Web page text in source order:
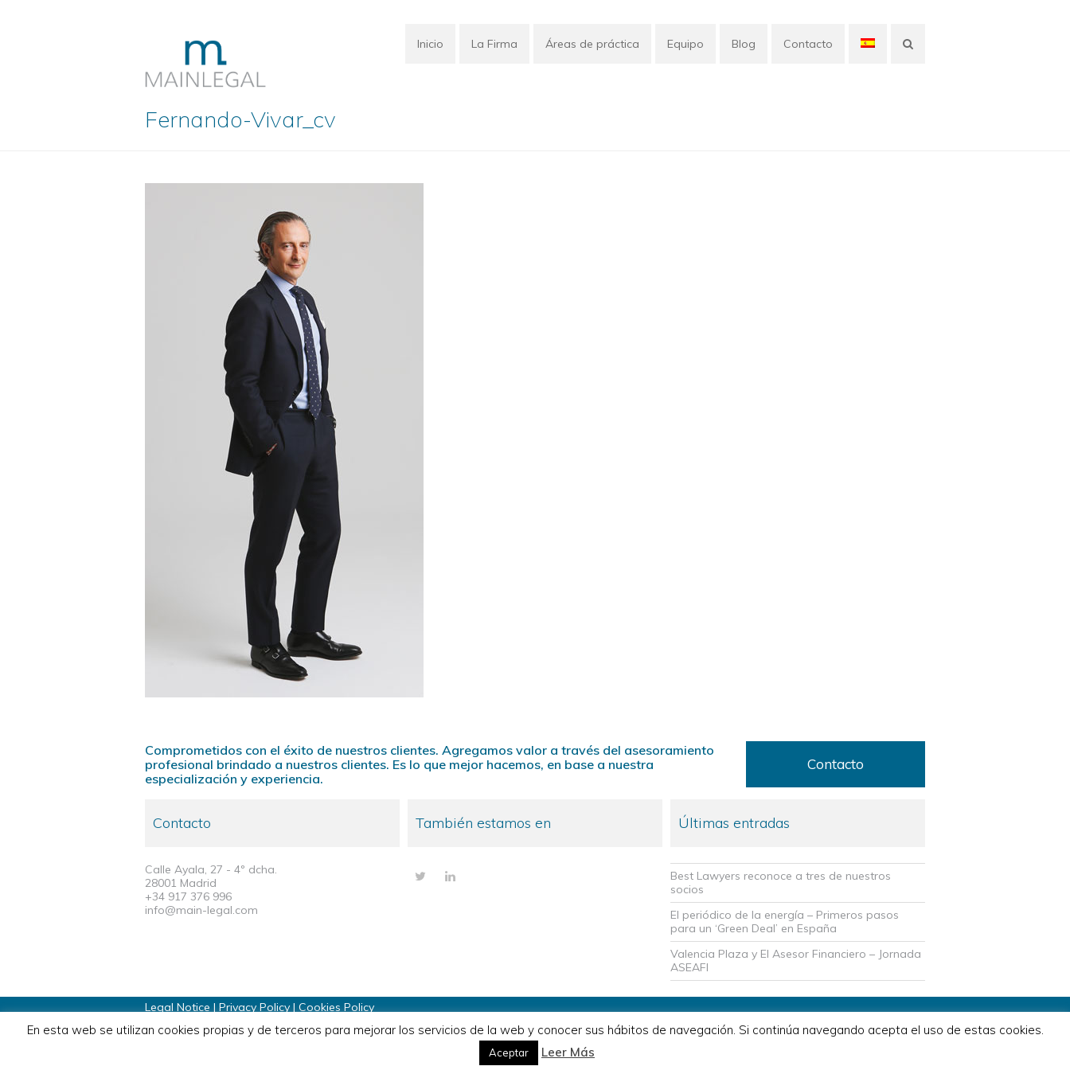
Inicio La Firma Áreas de práctica Equipo Blog Contacto
Fernando-Vivar_cv
Comprometidos con el éxito de nuestros clientes. Agregamos valor a través del asesoramiento
profesional brindado a nuestros clientes. Es lo que mejor hacemos, en base a nuestra
especialización y experiencia.
Contacto
Contacto
Calle Ayala, 27 - 4º dcha.
28001 Madrid
+34 917 376 996
info@main-legal.com
También estamos en
TwitterLinkedIn
Últimas entradas
Best Lawyers reconoce a tres de nuestros
socios
El periódico de la energía – Primeros pasos
para un ‘Green Deal’ en España
Valencia Plaza y El Asesor Financiero – Jornada
ASEAFI
Legal Notice|Privacy Policy|Cookies Policy
En esta web se utilizan cookies propias y de terceros para mejorar los servicios de la web y conocer sus hábitos de navegación. Si continúa navegando acepta el uso de estas cookies.
Aceptar Leer Más
Español English